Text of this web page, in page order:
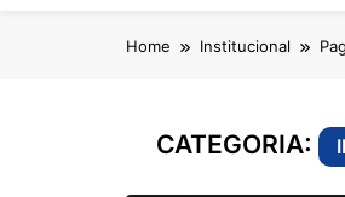
Home Institucional
CATEGORIA: